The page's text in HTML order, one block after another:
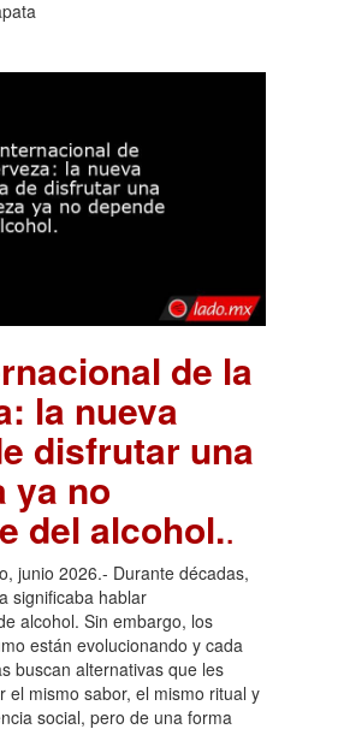
de la
la nueva
disfrutar una
ya no
del alcohol..
junio 2026.- Durante décadas,
significaba hablar
alcohol. Sin embargo, los
están evolucionando y cada
buscan alternativas que les
el mismo sabor, el mismo ritual y
social, pero de una forma